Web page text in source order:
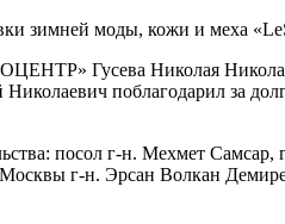
зимней моды, кожи и меха
Гусева Николая
поблагодарил за
посол г-н. Мехмет
г-н. Эрсан Волкан